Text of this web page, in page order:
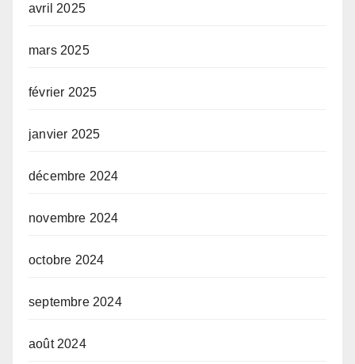
avril 2025
mars 2025
février 2025
janvier 2025
décembre 2024
novembre 2024
octobre 2024
septembre 2024
août 2024